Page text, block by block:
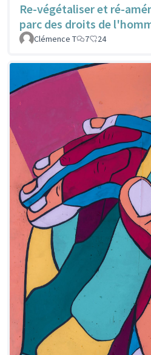
Re-végétaliser et ré-
parc des droits de
Clémence T
7 24